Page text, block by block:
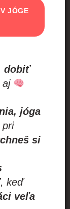
JÓGE
dobiť
jóga
pri
si
, keď
veľa